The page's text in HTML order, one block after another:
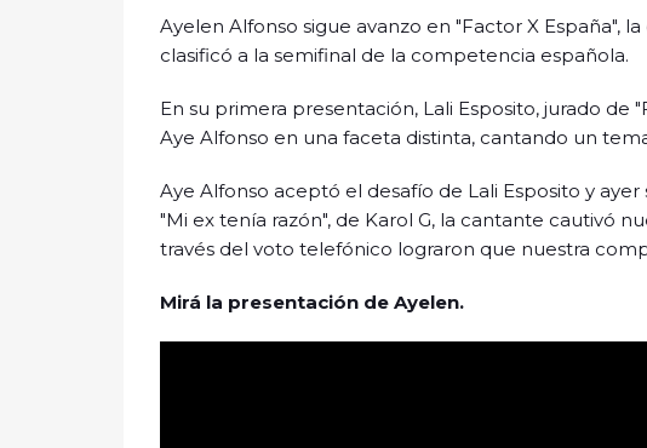
Ayelen Alfonso sigue avanzo en "Factor X España",
clasificó a la semifinal de la competencia española.
En su primera presentación, Lali Esposito, jurado de
Aye Alfonso en una faceta distinta, cantando un
Aye Alfonso aceptó el desafío de Lali Esposito y
"Mi ex tenía razón", de Karol G, la cantante cautivó
través del voto telefónico lograron que nuestra
Mirá la presentación de Ayelen.